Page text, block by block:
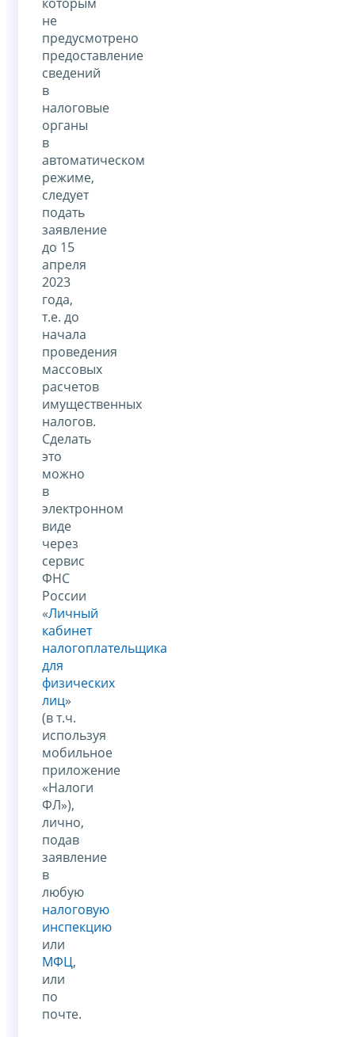
не
предусмотрено
предоставление
сведений
в
налоговые
органы
в
автоматическом
режиме,
следует
подать
заявление
до 15
апреля
2023
года,
т.е. до
начала
проведения
массовых
расчетов
имущественных
налогов.
Сделать
это
можно
в
электронном
виде
через
сервис
ФНС
России
«Личный
кабинет
налогоплательщика
для
физических
лиц»
(в т.ч.
используя
мобильное
приложение
«Налоги
ФЛ»),
лично,
подав
заявление
в
любую
налоговую
инспекцию
или
МФЦ,
или
по
почте.